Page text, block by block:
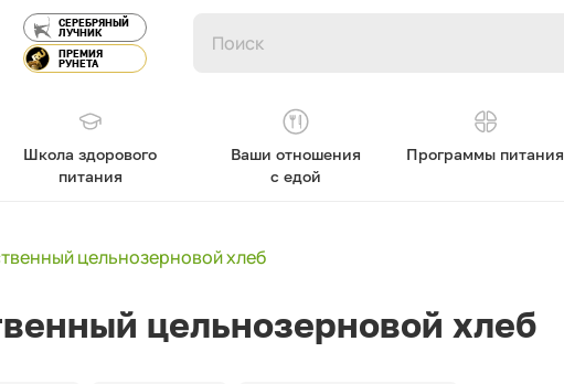
СЕРЕБРЯНЫЙ
ЛУЧНИК
ПРЕМИЯ
РУНЕТА
Школа здорового
питания
Ваши отношения
с едой
Программы питания
цельнозерновой хлеб
цельнозерновой хлеб